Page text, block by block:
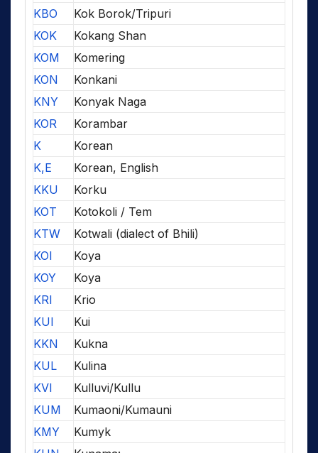
KBO
Kok Borok/Tripuri
KOK
Kokang Shan
KOM
Komering
KON
Konkani
KNY
Konyak Naga
KOR
Korambar
K
Korean
K,E
Korean, English
KKU
Korku
KOT
Kotokoli / Tem
KTW
Kotwali (dialect of Bhili)
KOI
Koya
KOY
Koya
KRI
Krio
KUI
Kui
KKN
Kukna
KUL
Kulina
KVI
Kulluvi/Kullu
KUM
Kumaoni/Kumauni
KMY
Kumyk